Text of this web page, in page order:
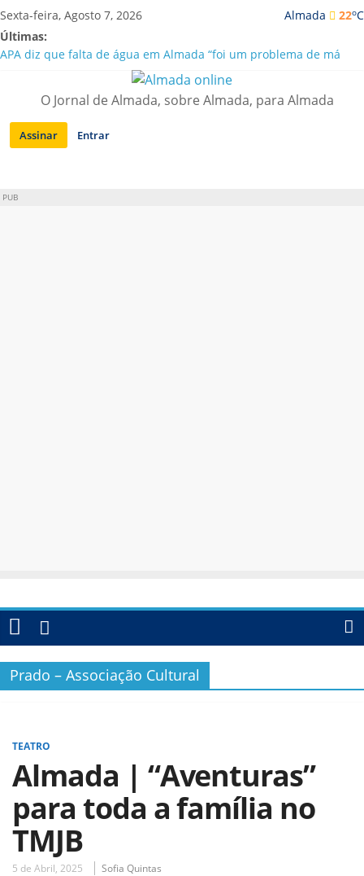
Saltar
para
conteúdo
Almada 22oC
Sexta-feira, Agosto 7, 2026
Últimas:
APA diz que falta de água em Almada “foi um problema de má
Laranjeiro | Cultura pop asiática invade a Casa Amarela
Ponte 25 de Abril celebra 60 anos com programa cultural entre
Lisboa e Almada
Situação de alerta em Almada renovada até final de Agosto
O Jornal de Almada, sobre Almada, para Almada
Assinar Entrar
PUB
Prado – Associação Cultural
TEATRO
Almada | “Aventuras”
para toda a família no
TMJB
5 de Abril, 2025 Sofia Quintas